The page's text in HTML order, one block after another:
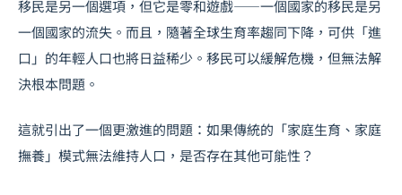
移民是另一個選項，但它是零和遊戲——一個國家的移民是另
一個國家的流失。而且，隨著全球生育率趨同下降，可供「進
口」的年輕人口也將日益稀少。移民可以緩解危機，但無法解
決根本問題。
這就引出了一個更激進的問題：如果傳統的「家庭生育、家庭
撫養」模式無法維持人口，是否存在其他可能性？